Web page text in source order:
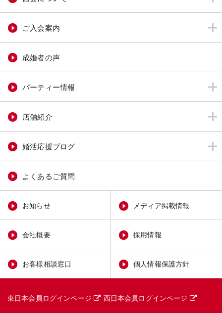
ご入会案内
成婚者の声
パーティー情報
店舗紹介
婚活応援ブログ
よくあるご質問
お知らせ メディア掲載情報
会社概要 採用情報
お客様相談窓口 個人情報保護方針
東日本会員ログインページ 西日本会員ログインページ